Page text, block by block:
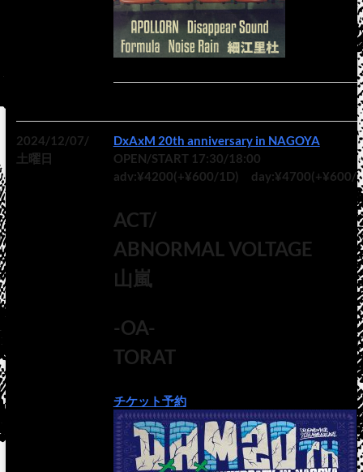
2024/12/07/
土曜日
DxAxM 20th anniversary in NAGOYA
OPEN/START 17:30/18:00
adv:¥4200(+¥600/1D) day:¥4700(+¥600/
ACT/
ABNORMAL VOLTAGE
山嵐
-OA-
TORAT
チケット予約